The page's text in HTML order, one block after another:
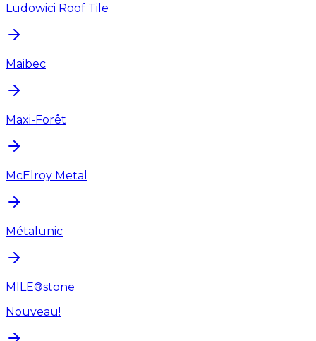
Ludowici Roof Tile
Maibec
Maxi-Forêt
McElroy Metal
Métalunic
MILE®stone
Nouveau!